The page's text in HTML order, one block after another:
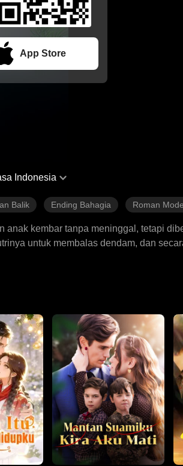
App Store
Indonesia
Balik Ending Bahagia Roman
kembar tanpa meninggal, tetapi
untuk membalas dendam, dan